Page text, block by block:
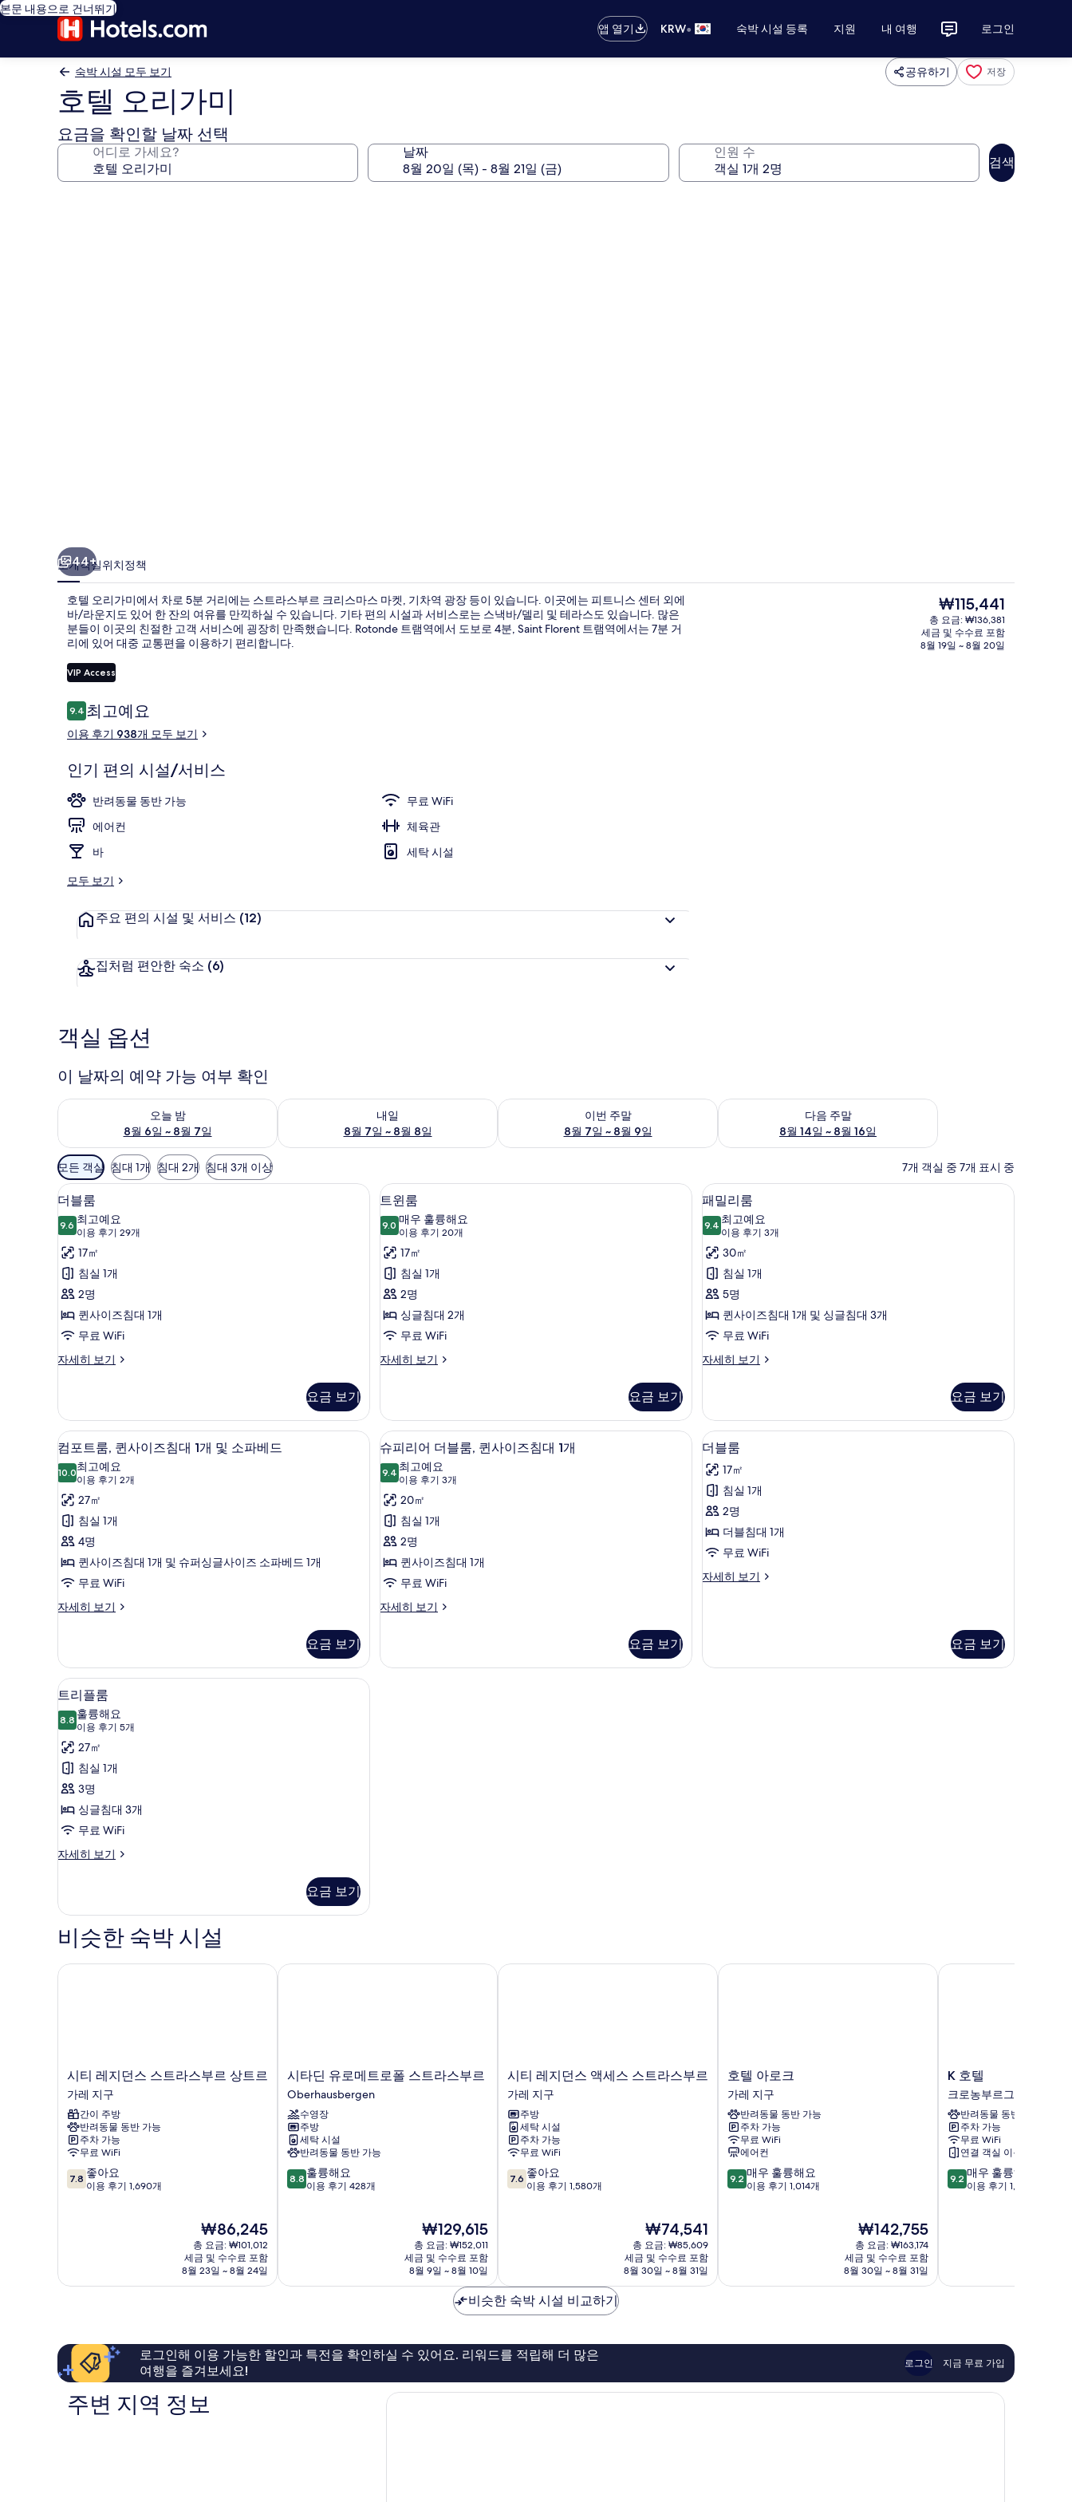
본문 내용으로 건너뛰기
앱 열기
KRW• 숙박 시설 등록 지원 내 여행 로그인
숙박 시설 모두 보기 공유하기 저장
호텔 오리가미
요금을 확인할 날짜 선택
어디로 가세요? 날짜 인원 수
검색
44+
소개객실위치정책
호텔 오리가미에서 차로 5분 거리에는 스트라스부르 크리스마스 마켓, 기차역 광장 등이 있습니다. 이곳에는 피트니스 센터 외에
바/라운지도 있어 한 잔의 여유를 만끽하실 수 있습니다. 기타 편의 시설과 서비스로는 스낵바/델리 및 테라스도 있습니다. 많은
분들이 이곳의 친절한 고객 서비스에 굉장히 만족했습니다. Rotonde 트램역에서 도보로 4분, Saint Florent 트램역에서는 7분 거
리에 있어 대중 교통편을 이용하기 편리합니다.
VIP Access
이
용
후
9.410점 만점 중 9.4점.
최고예요
이용 후기 938개 모두 보기
인기 편의 시설/서비스
반려동물 동반 가능
무료 WiFi
에어컨
체육관
바
세탁 시설
모두 보기
주요 편의 시설 및 서비스 (12)
집처럼 편안한 숙소 (6)
현
재
가
격
₩115,441
총 요금: ₩136,381
세금 및 수수료 포함
8월 19일 ~ 8월 20일
객실 옵션
이 날짜의 예약 가능 여부 확인
오늘 밤
8월 6일 ~ 8월 7일
오늘 밤 예약 가능 여부 확인, 8월 6일 ~ 8월 7일
내일
8월 7일 ~ 8월 8일
내일 예약 가능 여부 확인, 8월 7일 ~ 8월 8일
이번 주말
8월 7일 ~ 8월 9일
이번 주말 예약 가능 여부 확인, 8월 7일 ~ 8월 9일
다음 주말
8월 14일 ~ 8월 16일
다음 주말 예약 가능 여부 확인, 8월 14일 ~ 8월 16일
객
실
에
사
용
가
능
한
필
터
모든 객실 침대 1개 침대 2개 침대 3개 이상 7개 객실 중 7개 표시 중
더
블
룸
사
진
모
두
보
기
더블룸 | 1 개의 침실, 고급 침구, 객실 내 금고, 책상
17
더블룸
9.69.6점 만점 중 10점
최고예요
이용 후기 29개
(이
용
후
기
29
개)
17㎡
침실 1개
2명
퀸사이즈침대 1개
무료 WiFi
자세히 보기
더
세
히
보
기
요금 보기
트
윈
룸
사
진
모
두
보
기
1 개의 침실, 고급 침구, 객실 내 금고, 책상
8
트윈룸
9.09.0점 만점 중 10점
매우 훌륭해요
이용 후기 20개
(이
용
후
기
20
개)
17㎡
침실 1개
2명
싱글침대 2개
무료 WiFi
자세히 보기
트
세
히
보
기
요금 보기
패
밀
리
룸
사
진
모
두
보
패밀리룸 | 1 개의 침실, 고급 침구, 객실 내 금고
7
패밀리룸
9.49.4점 만점 중 10점
최고예요
이용 후기 3개
(이
용
후
기
3
개)
30㎡
침실 1개
5명
퀸사이즈침대 1개 및 싱글침대 3개
무료 WiFi
자세히 보기
패
자
세
히
보
기
요금 보기
컴
포
트
룸,
퀸
사
이
즈
침
개
및
소
파
베
드
사
진
모
두
컴포트룸, 퀸사이즈침대 1개 및 소파베드 | 1 개의 침실, 고급 침구, 객실 내 금고, 책상
8
컴포트룸, 퀸사이즈침대 1개 및 소파베드
10.010.0점 만점 중 10점
최고예요
이용 후기 2개
(이
용
후
기
2
개)
27㎡
침실 1개
4명
퀸사이즈침대 1개 및 슈퍼싱글사이즈 소파베드 1개
무료 WiFi
자세히 보기
컴
퀸
사
이
침
개
및
소
파
드
자
세
기
요금 보기
슈
피
리
어
더
블
룸,
퀸
사
침
슈피리어 더블룸, 퀸사이즈침대 1개 | 1 개의 침실, 고급 침구, 객실 내 금고, 책상
7
슈피리어 더블룸, 퀸사이즈침대 1개
9.49.4점 만점 중 10점
최고예요
이용 후기 3개
(이
용
후
기
3
개)
20㎡
침실 1개
2명
퀸사이즈침대 1개
무료 WiFi
자세히 보기
슈
더
요금 보기
더
블
룸
사
진
모
보
1 개의 침실, 고급 침구, 객실 내 금고, 책상
7
더블룸
17㎡
침실 1개
2명
더블침대 1개
무료 WiFi
자세히 보기
더
보
요금 보기
트
리
플
룸
사
진
모
두
보
트리플룸 | 1 개의 침실, 고급 침구, 객실 내 금고, 책상
4
트리플룸
8.88.8점 만점 중 10점
훌륭해요
이용 후기 5개
(이
용
후
기
5
개)
27㎡
침실 1개
3명
싱글침대 3개
무료 WiFi
자세히 보기
트
자
히
기
요금 보기
비슷한 숙박 시설
시
티
레
지
던
스
스
트
라
가
시티 레지던스 스트라스부르 상트르
가레 지구
간이 주방
반려동물 동반 가능
주차 가능
무료 WiFi
10
점
아
후
1,690
개
7.8 좋아요
이용 후기 1,690개
현
재
요
금
₩86,245
₩86,245
총 요금: ₩101,012
세금 및 수수료 포함
8월 23일 ~ 8월 24일
시티 레지던스 스트라스부르 상트르
시
타
딘
유
로
메
트
로
폴
Oberhausbergen
시타딘 유로메트로폴 스트라스부르
Oberhausbergen
수영장
주방
세탁 시설
반려동물 동반 가능
10
점
륭
용
후
428
8.8 훌륭해요
이용 후기 428개
현
재
요
금
₩129,615
₩129,615
총 요금: ₩152,011
세금 및 수수료 포함
8월 9일 ~ 8월 10일
시타딘 유로메트로폴 스트라스부르
시
티
레
지
던
스
액
세
스
가
레
지
시티 레지던스 액세스 스트라스부르
가레 지구
주방
세탁 시설
주차 가능
무료 WiFi
10
점
아
요,
이
후
기
개
7.6 좋아요
이용 후기 1,580개
현
재
요
금
₩74,541
₩74,541
총 요금: ₩85,609
세금 및 수수료 포함
8월 30일 ~ 8월 31일
시티 레지던스 액세스 스트라스부르
호
텔
아
로
크
가
레
지
구
호텔 아로크
가레 지구
반려동물 동반 가능
주차 가능
무료 WiFi
에어컨
10
점
우
요,
후
9.2 매우 훌륭해요
이용 후기 1,014개
현
재
요
금
₩142,755
₩142,755
총 요금: ₩163,174
세금 및 수수료 포함
8월 30일 ~ 8월 31일
호텔 아로크
K
호
텔
크
로
농
부
르
그
K 호텔
크로농부르그 에스뜨
반려동물 동반 가능
주차 가능
무료 WiFi
연결 객실 이용 가능
10
점
우
요,
이
용
후
9.2 매우 훌륭해요
이용 후기 1,000개
K 호텔
비슷한 숙박 시설 비교하기
로그인해 이용 가능한 할인과 특전을 확인하실 수 있어요. 리워드를 적립해 더 많은
여행을 즐겨보세요!
로그인 지금 무료 가입
주변 지역 정보